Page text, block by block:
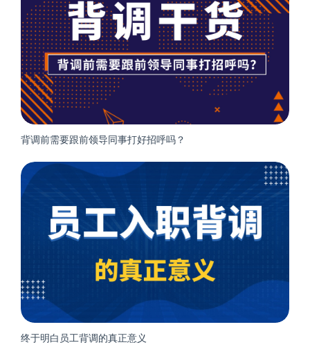
背调前需要跟前领导同事打好招呼吗？
终于明白员工背调的真正意义